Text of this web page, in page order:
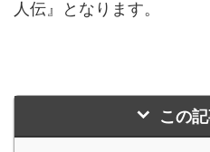
人伝』となります。
この